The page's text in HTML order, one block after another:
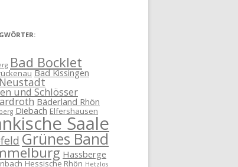
Bad Bocklet
Bad Kissingen
und Schlösser
Bäderland Rhön
Diebach Elfershausen
Saale
Grünes Band
Hassberge
Hessische Rhön Hetzlos